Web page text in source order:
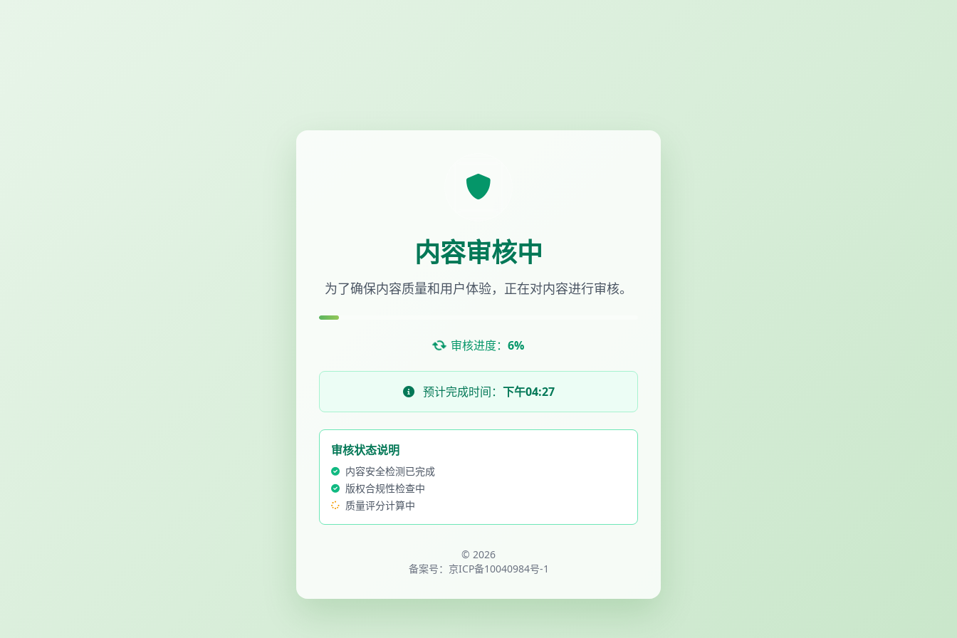
内容审核中
为了确保内容质量和用户体验，正在对内容进行审核。
审核进度： 6%
预计完成时间： 下午04:27
审核状态说明
内容安全检测已完成
版权合规性检查中
质量评分计算中
© 2026
备案号： 京ICP备10040984号-1